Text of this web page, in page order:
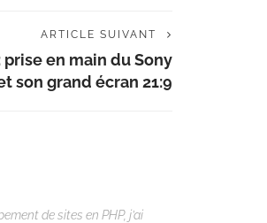
ARTICLE SUIVANT
prise en main du Sony
son grand écran 21:9
de sites en PHP, j’ai